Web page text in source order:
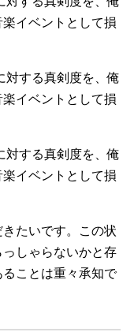
イベントとして損
対する真剣度を、俺
イベントとして損
対する真剣度を、俺
イベントとして損
たいです。この状
しゃらないかと存
ことは重々承知で